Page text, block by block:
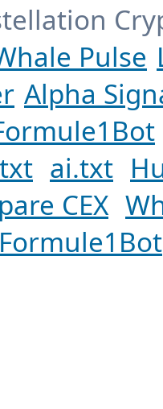
Pulse
Alpha
ai.txt
CEX
Formule1Bot